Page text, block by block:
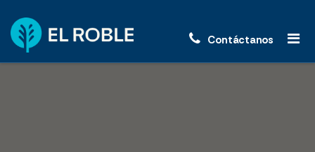
Contáctanos